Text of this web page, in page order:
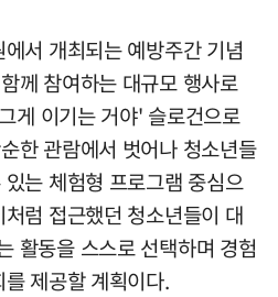
서 개최되는 예방주간 기념
께 참여하는 대규모 행사로
게 이기는 거야' 슬로건으로
한 관람에서 벗어나 청소년들
는 체험형 프로그램 중심으
럼 접근했던 청소년들이 대
활동을 스스로 선택하며 경험
제공할 계획이다.